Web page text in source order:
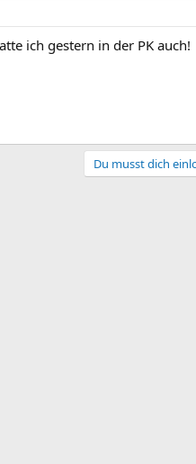
ich gestern in der PK auch!
Du musst dich